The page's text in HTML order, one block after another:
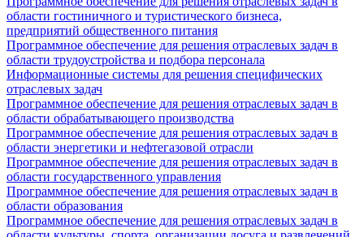
области гостиничного и туристического бизнеса,
предприятий общественного питания
Программное обеспечение для решения отраслевых задач в
области трудоустройства и подбора персонала
Информационные системы для решения специфических
отраслевых задач
Программное обеспечение для решения отраслевых задач в
области обрабатывающего производства
Программное обеспечение для решения отраслевых задач в
области энергетики и нефтегазовой отрасли
Программное обеспечение для решения отраслевых задач в
области государственного управления
Программное обеспечение для решения отраслевых задач в
области образования
Программное обеспечение для решения отраслевых задач в